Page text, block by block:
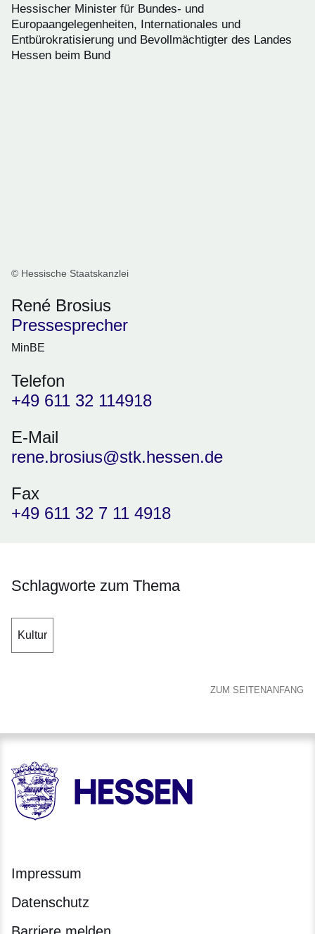
Hessischer Minister für Bundes- und
Europaangelegenheiten, Internationales und
Entbürokratisierung und Bevollmächtigter des Landes
Hessen beim Bund
© Hessische Staatskanzlei
René Brosius
Pressesprecher
MinBE
Telefon
+49 611 32 114918
E-Mail
rene.brosius@stk.hessen.de
Fax
+49 611 32 7 11 4918
Schlagworte zum Thema
Kultur
ZUM SEITENANFANG
HESSEN - Hessische Landesregierung
Impressum
Datenschutz